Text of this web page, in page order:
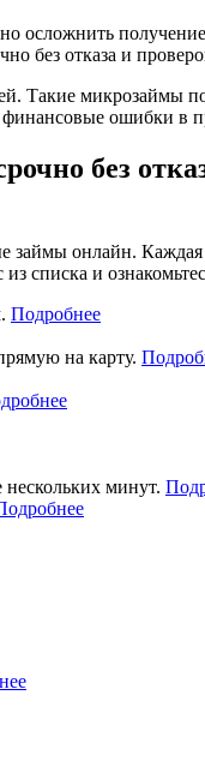
осложнить
без отказа и
Такие микрозаймы
финансовые ошибки в
без
онлайн. Каждая
списка и
Подробнее
на карту.
минут.